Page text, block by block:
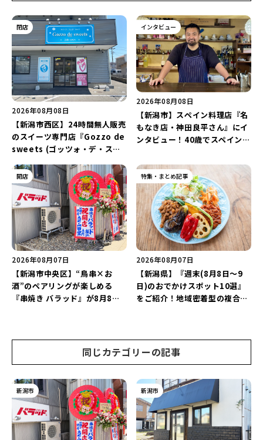
閉店
2026年08月08日
【新潟市西区】24時間無人販売
のスイーツ専門店『Gozzo de
sweets (ゴッツォ・デ・スイ
店…。一部商品は姉妹店で販売
継続！
インタビュー
2026年08月08日
【新潟市】スペイン料理店『名
もなき店・神田良平さん』にイ
ンタビュー！40歳でスペインへ
で届ける♪
開店
2026年08月07日
【新潟市中央区】“鳥串×お
酒”のペアリングが楽しめる
『串焼き バラッド』が8月8日
特集・まとめ記事
2026年08月07日
【新潟県】『週末(8月8日～9
日)のおでかけスポット10選』
をご紹介！地域密着型の複合施
同じカテゴリーの記事
新潟市 新潟市